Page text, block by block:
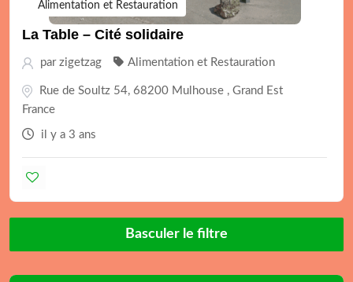
Alimentation et Restauration
La Table – Cité solidaire
par zigetzag Alimentation et Restauration
Rue de Soultz 54, 68200 Mulhouse , Grand Est
France
il y a 3 ans
Basculer le filtre